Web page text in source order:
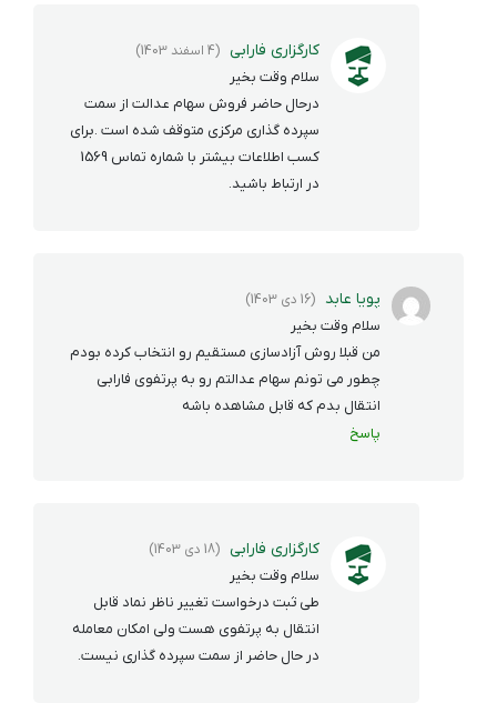
کارگزاری فارابی (4 اسفند 1403)
سلام وقت بخیر
درحال حاضر فروش سهام عدالت از سمت
سپرده گذاری مرکزی متوقف شده است .برای
کسب اطلاعات بیشتر با شماره تماس 1569
در ارتباط باشید.
پویا عابد (16 دی 1403)
سلام وقت بخیر
من قبلا روش آزادسازی مستقیم رو انتخاب کرده بودم
چطور می تونم سهام عدالتم رو به پرتفوی فارابی
انتقال بدم که قابل مشاهده باشه
پاسخ
کارگزاری فارابی (18 دی 1403)
سلام وقت بخیر
طی ثبت درخواست تغییر ناظر نماد قابل
انتقال به پرتفوی هست ولی امکان معامله
در حال حاضر از سمت سپرده گذاری نیست.